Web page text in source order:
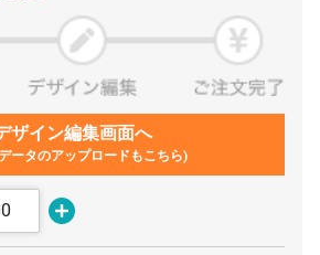
¥184,470
¥140 ¥197,120
¥138 ¥207,900
¥138
¥137
¥137 ¥0 ¥261,250
ザイン編集画面へ
ータのアップロードもこちら)